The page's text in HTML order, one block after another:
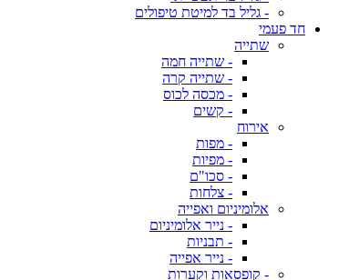
- גליל בד למיטת טיפולים
חד פעמי
שתייה
- שתייה חמה
- שתייה קרה
- מכסה לכוס
- קשים
אירוח
- מפות
- מפיות
- סכו"ם
- צלחות
אלומיניום ואפייה
- נייר אלומיניום
- תבניות
- נייר אפייה
- קופסאות וקערות